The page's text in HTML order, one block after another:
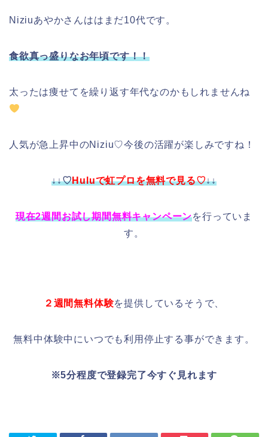
Niziuあやかさんははまだ10代です。
食欲真っ盛りなお年頃です！！
太ったは痩せてを繰り返す年代なのかもしれませんね
人気が急上昇中のNiziu♡今後の活躍が楽しみですね！
↓↓♡Huluで虹プロを無料で見る♡↓↓
現在2週間お試し期間無料キャンペーンを行っていま
す。
２週間無料体験を提供しているそうで、
無料中体験中にいつでも利用停止する事ができます。
※5分程度で登録完了今すぐ見れます